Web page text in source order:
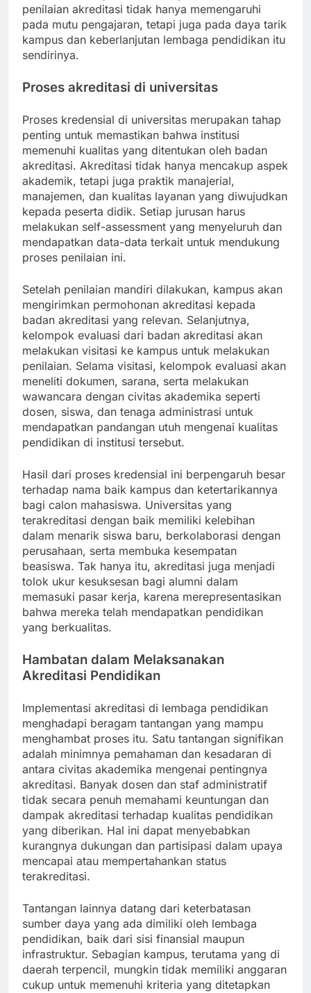
penilaian akreditasi tidak hanya memengaruhi
pada mutu pengajaran, tetapi juga pada daya tarik
kampus dan keberlanjutan lembaga pendidikan itu
sendirinya.
Proses akreditasi di universitas
Proses kredensial di universitas merupakan tahap
penting untuk memastikan bahwa institusi
memenuhi kualitas yang ditentukan oleh badan
akreditasi. Akreditasi tidak hanya mencakup aspek
akademik, tetapi juga praktik manajerial,
manajemen, dan kualitas layanan yang diwujudkan
kepada peserta didik. Setiap jurusan harus
melakukan self-assessment yang menyeluruh dan
mendapatkan data-data terkait untuk mendukung
proses penilaian ini.
Setelah penilaian mandiri dilakukan, kampus akan
mengirimkan permohonan akreditasi kepada
badan akreditasi yang relevan. Selanjutnya,
kelompok evaluasi dari badan akreditasi akan
melakukan visitasi ke kampus untuk melakukan
penilaian. Selama visitasi, kelompok evaluasi akan
meneliti dokumen, sarana, serta melakukan
wawancara dengan civitas akademika seperti
dosen, siswa, dan tenaga administrasi untuk
mendapatkan pandangan utuh mengenai kualitas
pendidikan di institusi tersebut.
Hasil dari proses kredensial ini berpengaruh besar
terhadap nama baik kampus dan ketertarikannya
bagi calon mahasiswa. Universitas yang
terakreditasi dengan baik memiliki kelebihan
dalam menarik siswa baru, berkolaborasi dengan
perusahaan, serta membuka kesempatan
beasiswa. Tak hanya itu, akreditasi juga menjadi
tolok ukur kesuksesan bagi alumni dalam
memasuki pasar kerja, karena merepresentasikan
bahwa mereka telah mendapatkan pendidikan
yang berkualitas.
Hambatan dalam Melaksanakan
Akreditasi Pendidikan
Implementasi akreditasi di lembaga pendidikan
menghadapi beragam tantangan yang mampu
menghambat proses itu. Satu tantangan signifikan
adalah minimnya pemahaman dan kesadaran di
antara civitas akademika mengenai pentingnya
akreditasi. Banyak dosen dan staf administratif
tidak secara penuh memahami keuntungan dan
dampak akreditasi terhadap kualitas pendidikan
yang diberikan. Hal ini dapat menyebabkan
kurangnya dukungan dan partisipasi dalam upaya
mencapai atau mempertahankan status
terakreditasi.
Tantangan lainnya datang dari keterbatasan
sumber daya yang ada dimiliki oleh lembaga
pendidikan, baik dari sisi finansial maupun
infrastruktur. Sebagian kampus, terutama yang di
daerah terpencil, mungkin tidak memiliki anggaran
cukup untuk memenuhi kriteria yang ditetapkan